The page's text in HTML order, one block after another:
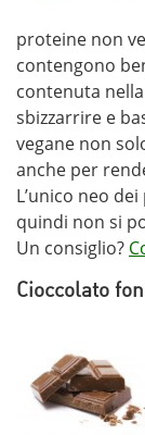
proteine non
contengono
contenuta
sbizzarrire e
vegane non
anche per
L’unico neo
quindi non si
Un consiglio?
Cioccolato